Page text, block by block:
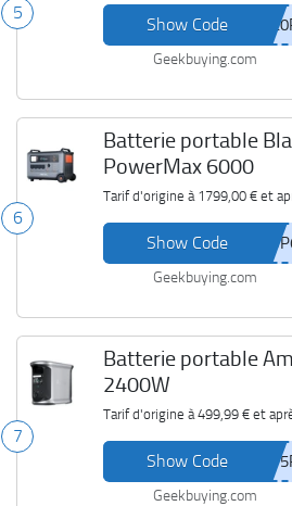
5
Show Code
Geekbuying.com
6
Batterie portable
PowerMax 6000
Tarif d'origine à 1799,00 €et
Show Code
Geekbuying.com
7
Batterie portable
2400W
Tarif d'origine à499,99 €et
Show Code
Geekbuying.com